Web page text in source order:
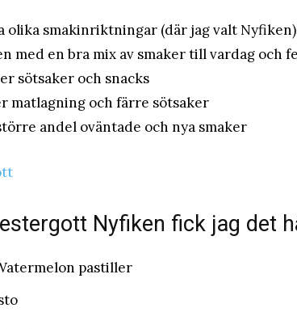
olika smakinriktningar (där jag valt
med en bra mix av smaker till vardag och
sötsaker och snacks
matlagning och färre sötsaker
andel oväntade och nya smaker
Nyfiken fick jag det
pastiller